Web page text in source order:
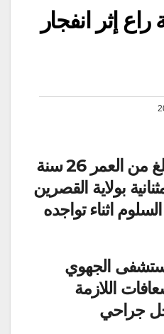
إثر انفجار
أصيب اليوم شاب يبلغ من العمر 26 سنة
بولاية القصرين
اثناء تواجده
الجهوي
اللازمة
جراحي